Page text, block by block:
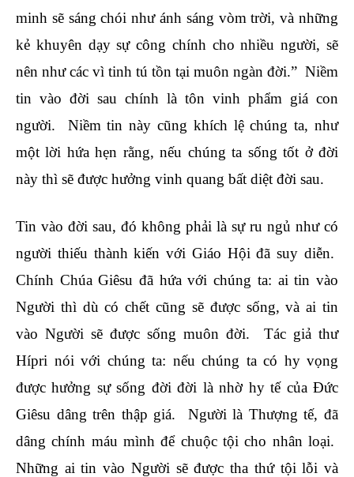
minh sẽ sáng chói như ánh sáng vòm trời, và những
kẻ khuyên dạy sự công chính cho nhiều người, sẽ
nên như các vì tinh tú tồn tại muôn ngàn đời.” Niềm
tin vào đời sau chính là tôn vinh phẩm giá con
người. Niềm tin này cũng khích lệ chúng ta, như
một lời hứa hẹn rằng, nếu chúng ta sống tốt ở đời
này thì sẽ được hưởng vinh quang bất diệt đời sau.
Tin vào đời sau, đó không phải là sự ru ngủ như có
người thiếu thành kiến với Giáo Hội đã suy diễn.
Chính Chúa Giêsu đã hứa với chúng ta: ai tin vào
Người thì dù có chết cũng sẽ được sống, và ai tin
vào Người sẽ được sống muôn đời. Tác giả thư
Hípri nói với chúng ta: nếu chúng ta có hy vọng
được hưởng sự sống đời đời là nhờ hy tế của Đức
Giêsu dâng trên thập giá. Người là Thượng tế, đã
dâng chính máu mình để chuộc tội cho nhân loại.
Những ai tin vào Người sẽ được tha thứ tội lỗi và